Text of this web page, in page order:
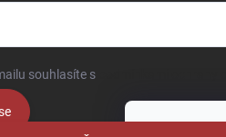
Tento
souhlasíte s